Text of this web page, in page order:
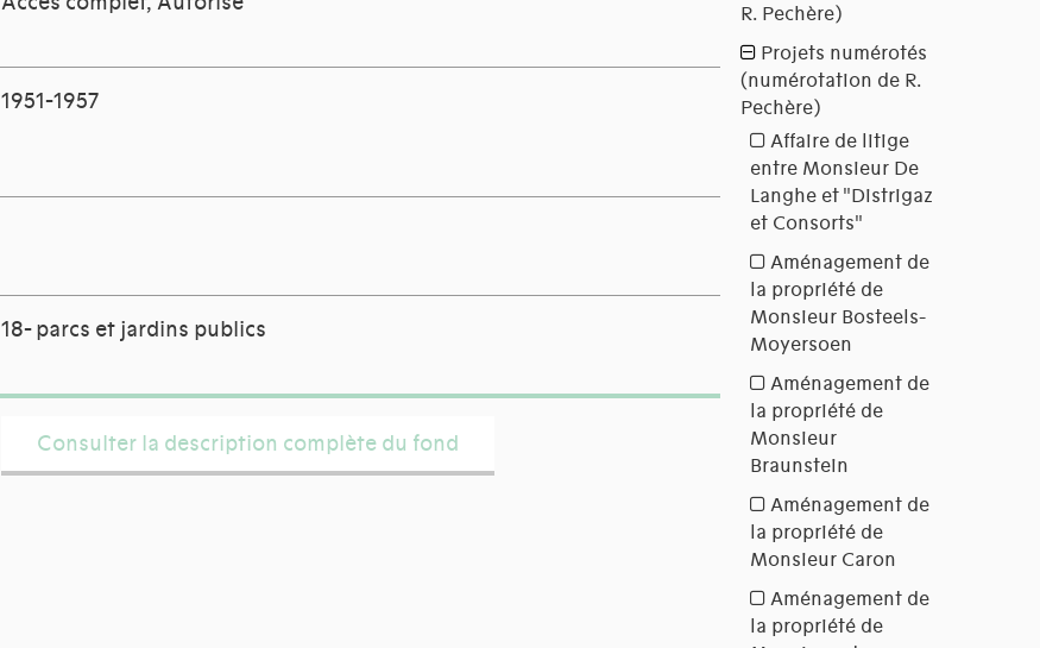
1951-1957
18- parcs et jardins publics
Consulter la description complète du fond